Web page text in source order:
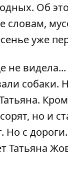
Об
словам,
уже
не
но и
Но с
Татьяна